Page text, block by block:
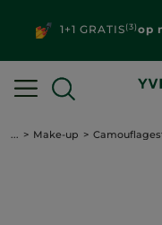
1+1 GRATIS(3)op
... Make-up